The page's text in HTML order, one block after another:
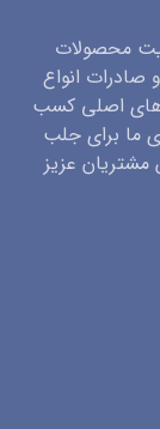
محصولات
صادرات انواع
های اصلی کسب
ما برای جلب
عزیز